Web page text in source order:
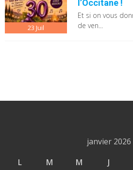
23 Juil
l’Occitane !
Et si on vous
de ven...
janvier 2026
L
M M J